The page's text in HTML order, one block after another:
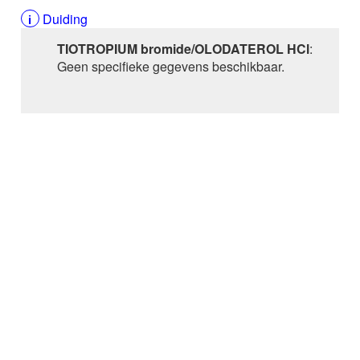
AMISULPRIDE
AMITRIPTYLINE
AMIVANTAMAB
AMLODIPINE
Duiding
TIOTROPIUM bromide/OLODATEROL HCl:
Geen specifieke gegevens beschikbaar.